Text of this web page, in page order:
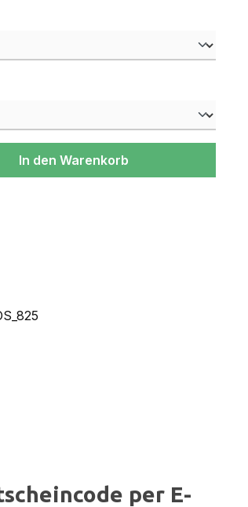
Wert ein oder benutze die Schaltflächen
In den Warenkorb
per E-